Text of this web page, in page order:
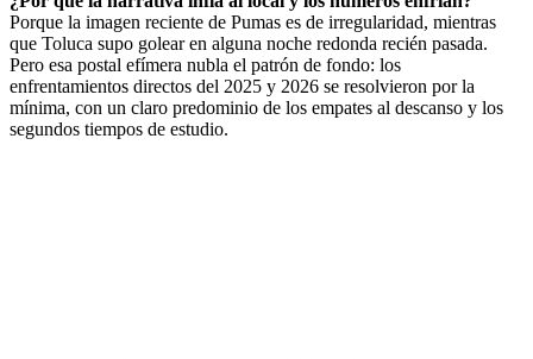
Porque la imagen reciente de Pumas es de irregularidad, mientras
que Toluca supo golear en alguna noche redonda recién pasada.
Pero esa postal efímera nubla el patrón de fondo: los
enfrentamientos directos del 2025 y 2026 se resolvieron por la
mínima, con un claro predominio de los empates al descanso y los
segundos tiempos de estudio.